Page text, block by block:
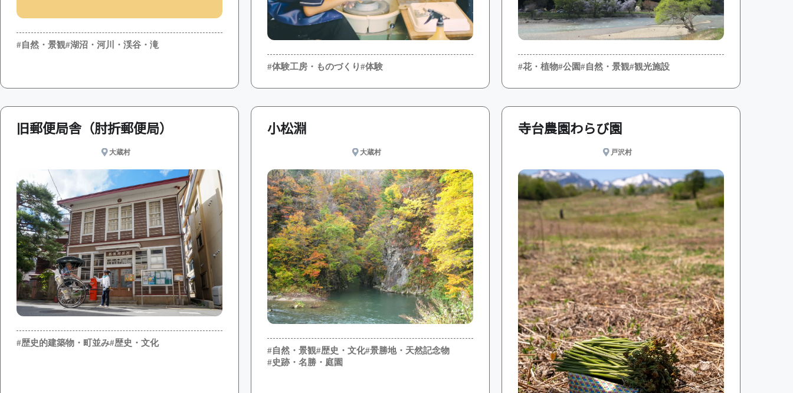
#自然・景観#湖沼・河川・渓谷・滝
#体験工房・ものづくり#体験 #花・植物#公園#自然・景観#観光施設
旧郵便局舎（肘折郵便局）
大蔵村
#歴史的建築物・町並み#歴史・文化
小松淵
大蔵村
#自然・景観#歴史・文化#景勝地・天然記念物
#史跡・名勝・庭園
寺台農園わらび園
戸沢村